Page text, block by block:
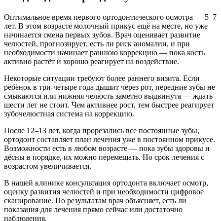
Оптимальное время первого ортодонтического осмотра — 5–7
лет. В этом возрасте молочный прикус ещё на месте, но уже
начинается смена первых зубов. Врач оценивает развитие
челюстей, прогнозирует, есть ли риск аномалии, и при
необходимости начинает раннюю коррекцию — пока кость
активно растёт и хорошо реагирует на воздействие.
Некоторые ситуации требуют более раннего визита. Если
ребёнок в три-четыре года дышит через рот, передние зубы не
смыкаются или нижняя челюсть заметно выдвинута — ждать
шести лет не стоит. Чем активнее рост, тем быстрее реагирует
зубочелюстная система на коррекцию.
После 12–13 лет, когда прорезались все постоянные зубы,
ортодонт составляет план лечения уже в постоянном прикусе.
Возможности есть в любом возрасте — пока зубы здоровы и
дёсны в порядке, их можно перемещать. Но срок лечения с
возрастом увеличивается.
В нашей клинике консультация ортодонта включает осмотр,
оценку развития челюстей и при необходимости цифровое
сканирование. По результатам врач объясняет, есть ли
показания для лечения прямо сейчас или достаточно
наблюдения.